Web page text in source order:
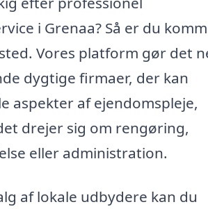
i Grenaa? Så er du
Vores platform gør det
dygtige firmaer, der kan
aspekter af ejendomspleje,
drejer sig om rengøring,
eller administration.
af lokale udbydere kan du